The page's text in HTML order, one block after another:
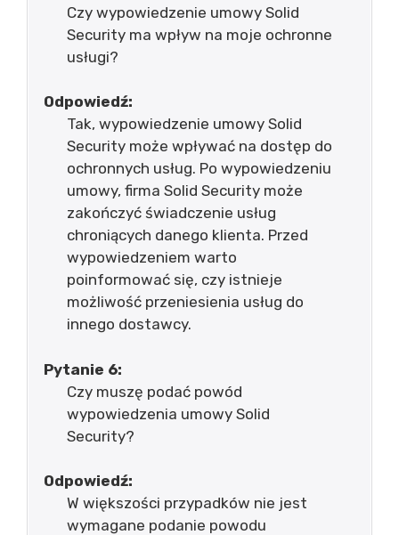
Czy wypowiedzenie umowy Solid
Security ma wpływ na moje ochronne
usługi?
Odpowiedź:
Tak, wypowiedzenie umowy Solid
Security może wpływać na dostęp do
ochronnych usług. Po wypowiedzeniu
umowy, firma Solid Security może
zakończyć świadczenie usług
chroniących danego klienta. Przed
wypowiedzeniem warto
poinformować się, czy istnieje
możliwość przeniesienia usług do
innego dostawcy.
Pytanie 6:
Czy muszę podać powód
wypowiedzenia umowy Solid
Security?
Odpowiedź:
W większości przypadków nie jest
wymagane podanie powodu